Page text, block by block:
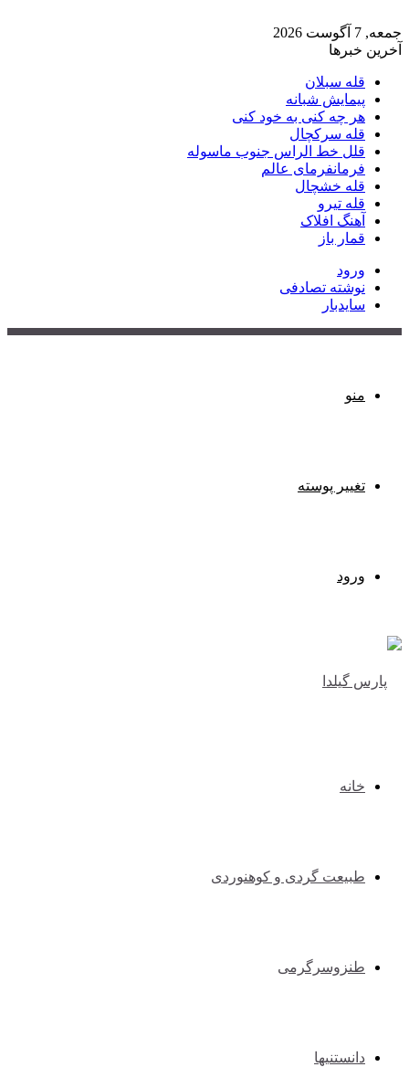
جمعه, 7 آگوست 2026
آخرین خبرها
قله سبلان
پیمایش شبانه
هر چه کنی به خود کنی
قله سرکچال
قلل خط الراس جنوب ماسوله
فرمانفرمای عالم
قله خشچال
قله تیرو
آهنگ افلاک
قمار باز
ورود
نوشته تصادفی
سایدبار
منو
تغییر پوسته
ورود
خانه
طبیعت گردی و کوهنوردی
طنزوسرگرمی
دانستنیها